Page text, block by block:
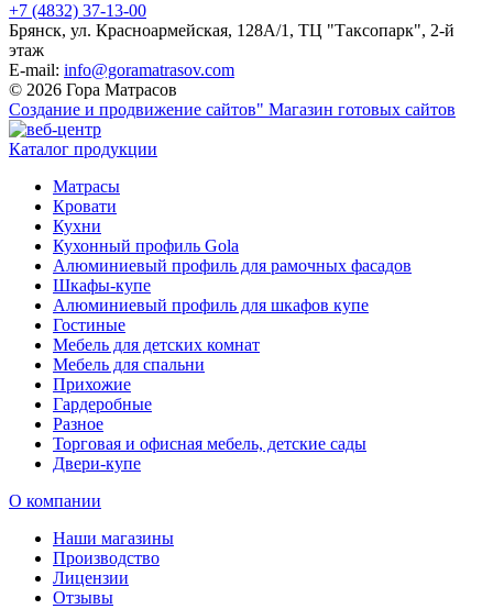
+7 (4832) 37-13-00
Брянск, ул. Красноармейская, 128А/1, ТЦ "Таксопарк", 2-й
этаж
E-mail: info@goramatrasov.com
© 2026 Гора Матрасов
Создание и продвижение сайтов" Магазин готовых сайтов
Каталог продукции
Матрасы
Кровати
Кухни
Кухонный профиль Gola
Алюминиевый профиль для рамочных фасадов
Шкафы-купе
Алюминиевый профиль для шкафов купе
Гостиные
Мебель для детских комнат
Мебель для спальни
Прихожие
Гардеробные
Разное
Торговая и офисная мебель, детские сады
Двери-купе
О компании
Наши магазины
Производство
Лицензии
Отзывы